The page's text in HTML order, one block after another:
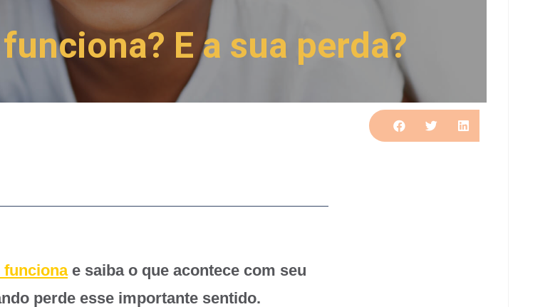
E a sua perda?
funcionae saiba o que acontece com seu
perde esse importante sentido.